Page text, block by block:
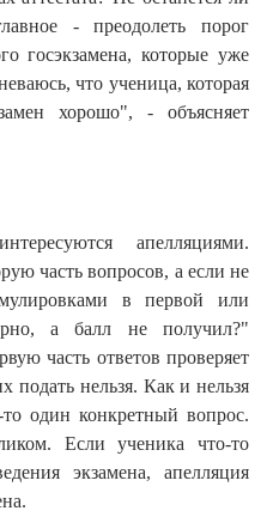
- преодолеть порог
госэкзамена, которые уже
что ученица, которая
хорошо", - объясняет
апелляциями.
часть вопросов, а если не
в первой или
а балл не получил?"
часть ответов проверяет
подать нельзя. Как и нельзя
один конкретный вопрос.
Если ученика что-то
экзамена, апелляция